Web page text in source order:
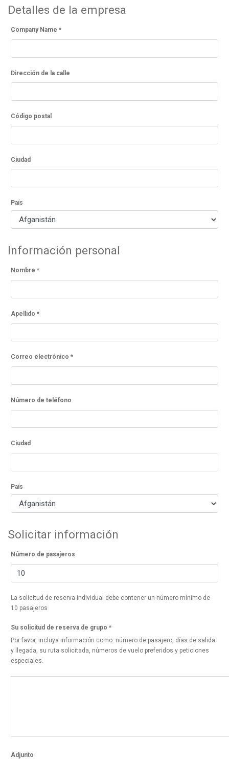
Detalles de la empresa
Company Name *
Dirección de la calle
Código postal
Ciudad
País
Información personal
Nombre *
Apellido *
Correo electrónico *
Número de teléfono
Ciudad
País
Solicitar información
Número de pasajeros
La solicitud de reserva individual debe contener un número mínimo de
10 pasajeros
Su solicitud de reserva de grupo *
Por favor, incluya información como: número de pasajero, días de salida
y llegada, su ruta solicitada, números de vuelo preferidos y peticiones
especiales.
Adjunto